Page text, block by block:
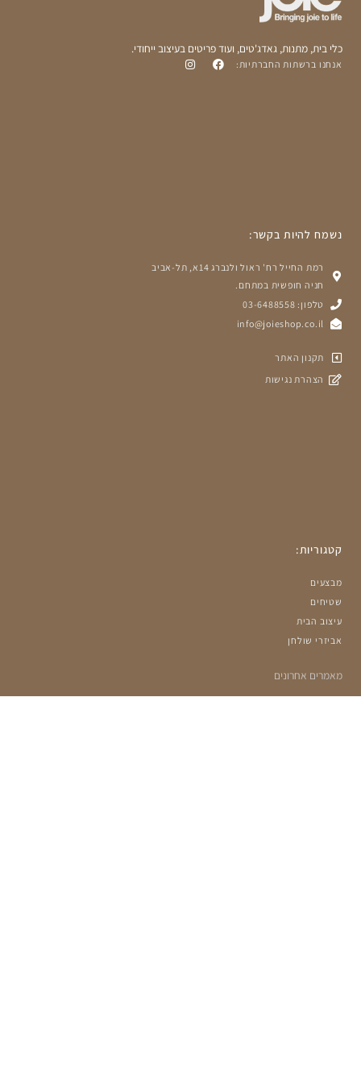
כלי בית, מתנות, גאדג'טים, ועוד פריטים בעיצוב ייחודי.
אנחנו ברשתות החברתיות:
נשמח להיות בקשר:
רמת החייל רח' ראול ולנברג 14א, תל-אביב
חניה חופשית במתחם.
טלפון: 03-6488558
info@joieshop.co.il
תקנון האתר
הצהרת נגישות
קטגוריות:
מבצעים
שטיחים
עיצוב הבית
אביזרי שולחן
מאמרים אחרונים